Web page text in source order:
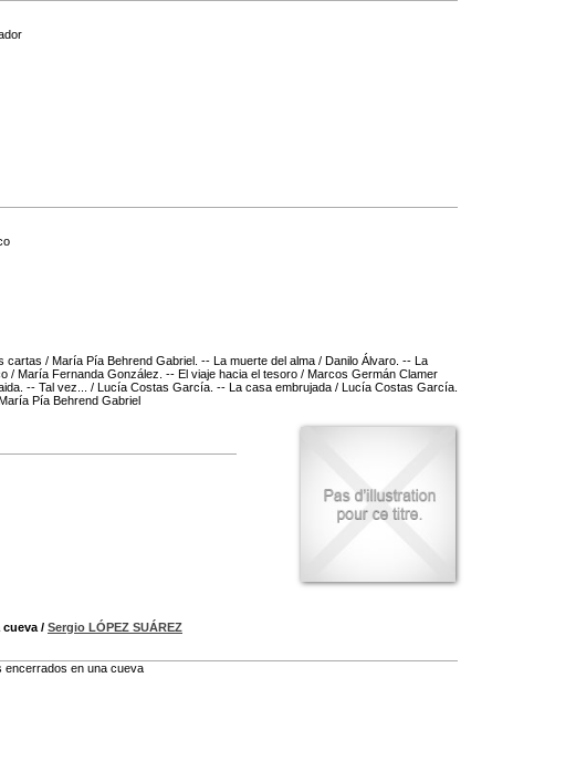
/ María Pía Behrend Gabriel. -- La muerte del alma / Danilo Álvaro. -- La
/ María Fernanda González. -- El viaje hacia el tesoro / Marcos Germán Clamer
-- Tal vez... / Lucía Costas García. -- La casa embrujada / Lucía Costas García.
Pía Behrend Gabriel
cueva / Sergio LÓPEZ SUÁREZ
encerrados en una cueva